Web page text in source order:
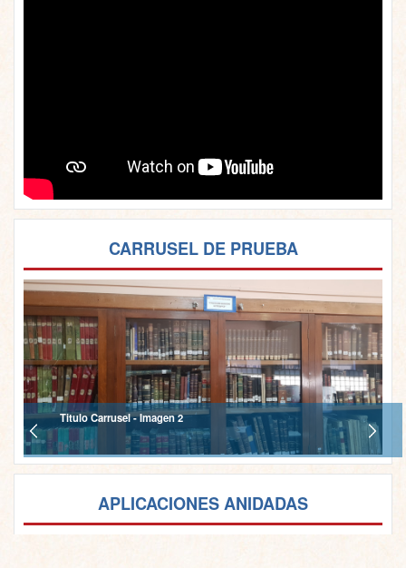
CARRUSEL DE PRUEBA
Titulo Carrusel - Imagen 2
APLICACIONES ANIDADAS